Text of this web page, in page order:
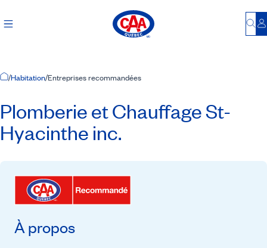
Accueil
/Habitation/Entreprises recommandées
Plomberie et Chauffage St-
Hyacinthe inc.
À propos